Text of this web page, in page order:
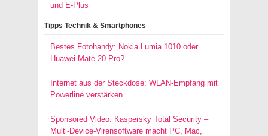
und E-Plus
Tipps Technik & Smartphones
Bestes Fotohandy: Nokia Lumia 1010 oder
Huawei Mate 20 Pro?
Internet aus der Steckdose: WLAN-Empfang mit
Powerline verstärken
Sponsored Video: Kaspersky Total Security –
Multi-Device-Virensoftware macht PC, Mac,